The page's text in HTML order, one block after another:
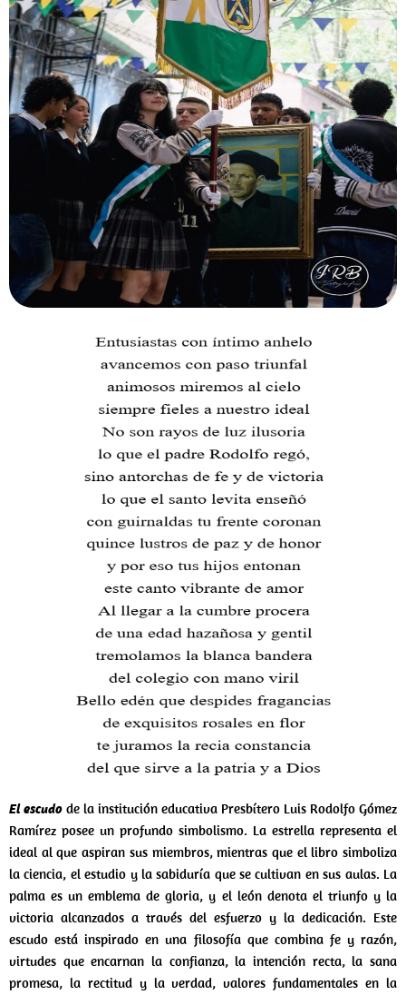
El escudo de la institución educativa Presbítero Luis Rodolfo Gómez
Ramírez posee un profundo simbolismo. La estrella representa el
ideal al que aspiran sus miembros, mientras que el libro simboliza
la ciencia, el estudio y la sabiduría que se cultivan en sus aulas. La
palma es un emblema de gloria, y el león denota el triunfo y la
victoria alcanzados a través del esfuerzo y la dedicación. Este
escudo está inspirado en una filosofía que combina fe y razón,
virtudes que encarnan la confianza, la intención recta, la sana
promesa, la rectitud y la verdad, valores fundamentales en la